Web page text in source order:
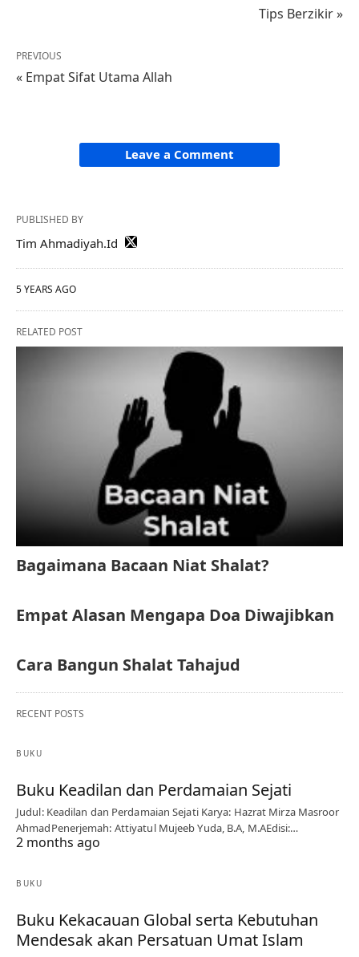
Tips Berzikir »
PREVIOUS
« Empat Sifat Utama Allah
Leave a Comment
PUBLISHED BY
Tim Ahmadiyah.Id
5 YEARS AGO
RELATED POST
Bagaimana Bacaan Niat Shalat?
Empat Alasan Mengapa Doa Diwajibkan
Cara Bangun Shalat Tahajud
RECENT POSTS
BUKU
Buku Keadilan dan Perdamaian Sejati
Judul: Keadilan dan Perdamaian Sejati Karya: Hazrat Mirza Masroor
AhmadPenerjemah: Attiyatul Mujeeb Yuda, B.A, M.AEdisi:…
2 months ago
BUKU
Buku Kekacauan Global serta Kebutuhan
Mendesak akan Persatuan Umat Islam